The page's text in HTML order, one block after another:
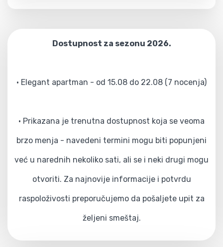
Dostupnost za sezonu 2026.
• Elegant apartman - od 15.08 do 22.08 (7 nocenja)
• Prikazana je trenutna dostupnost koja se veoma
brzo menja - navedeni termini mogu biti popunjeni
već u narednih nekoliko sati, ali se i neki drugi mogu
otvoriti. Za najnovije informacije i potvrdu
raspoloživosti preporučujemo da pošaljete upit za
željeni smeštaj.